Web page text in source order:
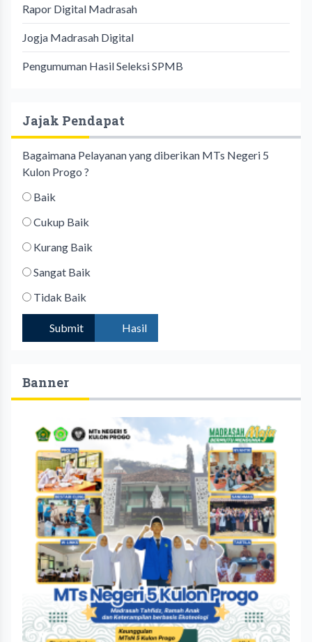
Rapor Digital Madrasah
Jogja Madrasah Digital
Pengumuman Hasil Seleksi SPMB
Jajak Pendapat
Bagaimana Pelayanan yang diberikan MTs Negeri 5
Kulon Progo ?
Baik
Cukup Baik
Kurang Baik
Sangat Baik
Tidak Baik
Submit Hasil
Banner